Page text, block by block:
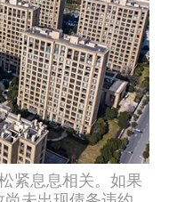
紧息息相关。如果